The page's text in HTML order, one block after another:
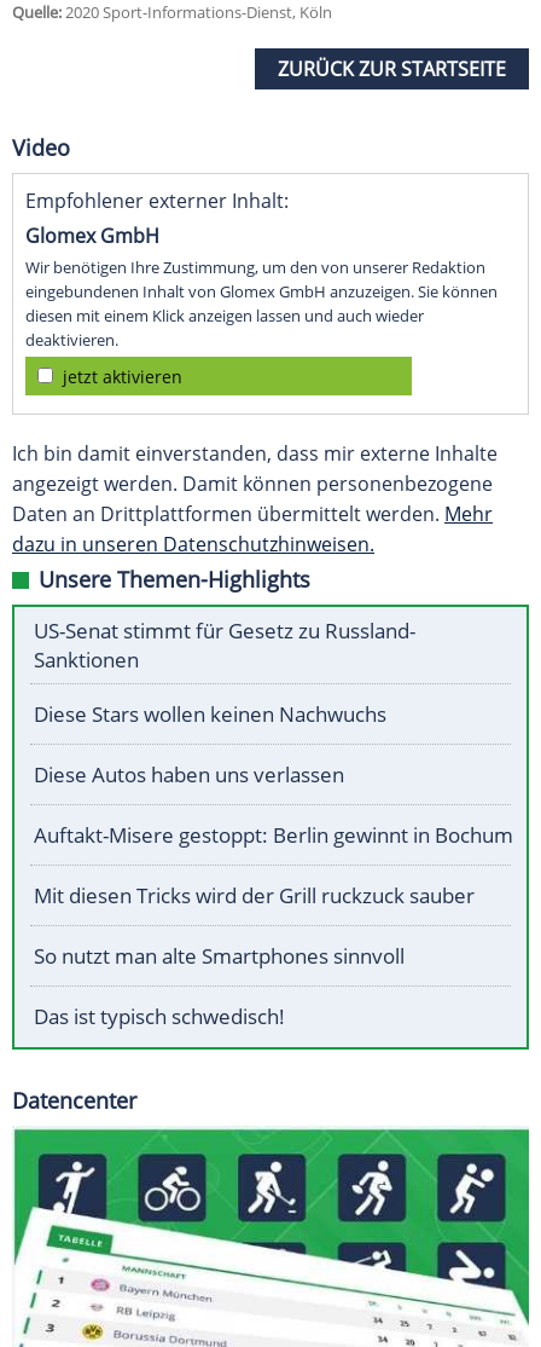
Quelle:2020 Sport-Informations-Dienst, Köln
ZURÜCK ZUR STARTSEITE
Video
Empfohlener externer Inhalt:
Glomex GmbH
Wir benötigen Ihre Zustimmung, um den von unserer Redaktion
eingebundenen Inhalt von Glomex GmbH anzuzeigen. Sie können
diesen mit einem Klick anzeigen lassen und auch wieder
deaktivieren.
jetzt aktivieren
Ich bin damit einverstanden, dass mir externe Inhalte
angezeigt werden. Damit können personenbezogene
Daten an Drittplattformen übermittelt werden. Mehr
dazu in unseren Datenschutzhinweisen.
Unsere Themen-Highlights
US-Senat stimmt für Gesetz zu Russland-
Sanktionen
Diese Stars wollen keinen Nachwuchs
Diese Autos haben uns verlassen
Auftakt-Misere gestoppt: Berlin gewinnt in Bochum
Mit diesen Tricks wird der Grill ruckzuck sauber
So nutzt man alte Smartphones sinnvoll
Das ist typisch schwedisch!
Datencenter